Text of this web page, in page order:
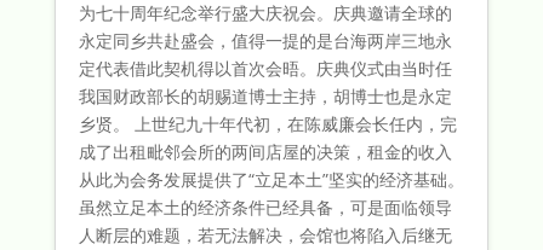
为七十周年纪念举行盛大庆祝会。庆典邀请全球的
永定同乡共赴盛会，值得一提的是台海两岸三地永
定代表借此契机得以首次会晤。庆典仪式由当时任
我国财政部长的胡赐道博士主持，胡博士也是永定
乡贤。 上世纪九十年代初，在陈威廉会长任内，完
成了出租毗邻会所的两间店屋的决策，租金的收入
从此为会务发展提供了“立足本土”坚实的经济基础。
虽然立足本土的经济条件已经具备，可是面临领导
人断层的难题，若无法解决，会馆也将陷入后继无